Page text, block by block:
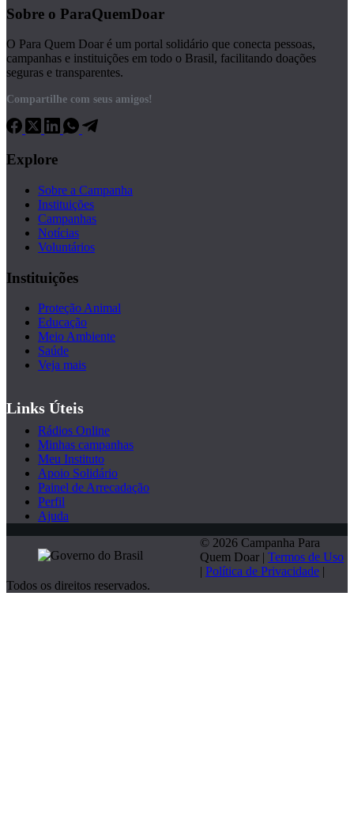
Sobre o ParaQuemDoar
O Para Quem Doar é um portal solidário que conecta pessoas,
campanhas e instituições em todo o Brasil, facilitando doações
seguras e transparentes.
Compartilhe com seus amigos!
Explore
Sobre a Campanha
Instituições
Campanhas
Notícias
Voluntários
Instituições
Proteção Animal
Educação
Meio Ambiente
Saúde
Veja mais
Links Úteis
Rádios Online
Minhas campanhas
Meu Instituto
Apoio Solidário
Painel de Arrecadação
Perfil
Ajuda
© 2026 Campanha Para
Quem Doar | Termos de Uso
| Política de Privacidade |
Todos os direitos reservados.